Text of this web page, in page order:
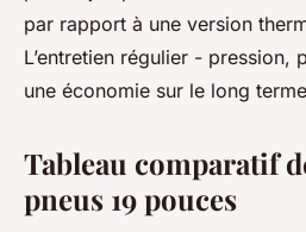
par rapport à une version
L’entretien régulier - pression,
une économie sur le long
Tableau comparatif
pneus 19 pouces